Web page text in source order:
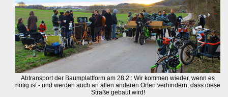
Abtransport der Baumplattform am 28.2.: Wir kommen wieder, wenn es
nötig ist - und werden auch an allen anderen Orten verhindern, dass diese
Straße gebaut wird!